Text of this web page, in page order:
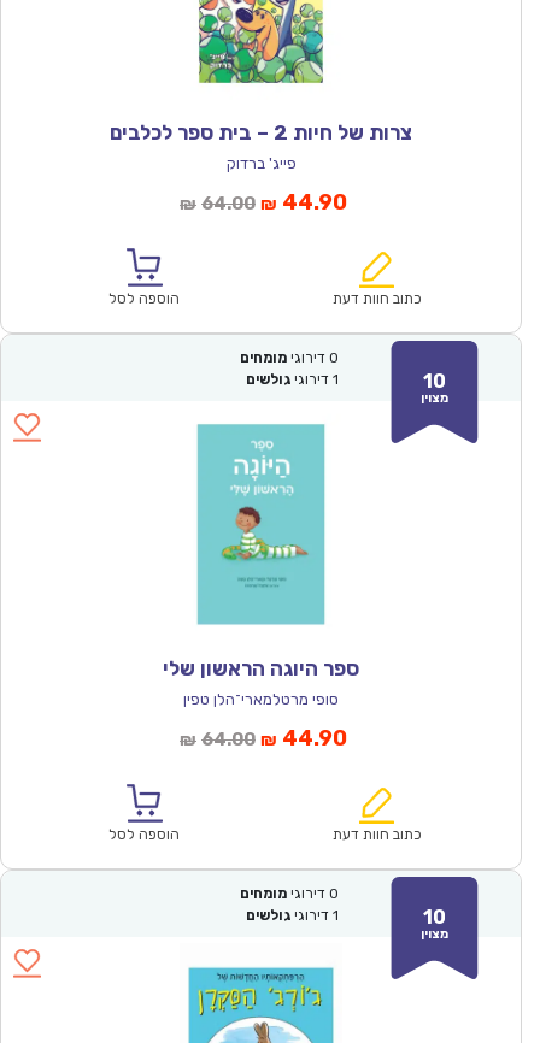
צרות של חיות 2 – בית ספר לכלבים
פייג' ברדוק
₪ 64.00המחיר
₪64.00.
₪ 44.90המחיר
הוא:
כתוב חוות דעת הוספה לסל
10
מצוין
0 דירוגי מומחים
1 דירוגי גולשים
ספר היוגה הראשון שלי
סופי מרטלמארי־הלן טפין
₪ 64.00המחיר
₪64.00.
₪ 44.90המחיר
הוא:
כתוב חוות דעת הוספה לסל
10
מצוין
0 דירוגי מומחים
1 דירוגי גולשים